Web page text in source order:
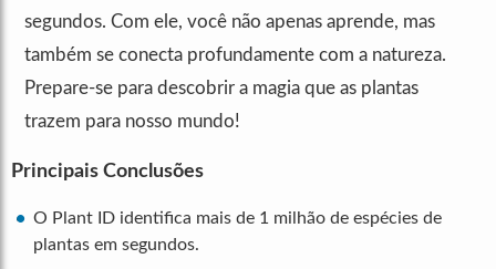
segundos. Com ele, você não apenas aprende, mas
também se conecta profundamente com a natureza.
Prepare-se para descobrir a magia que as plantas
trazem para nosso mundo!
Principais Conclusões
O Plant ID identifica mais de 1 milhão de espécies de
plantas em segundos.